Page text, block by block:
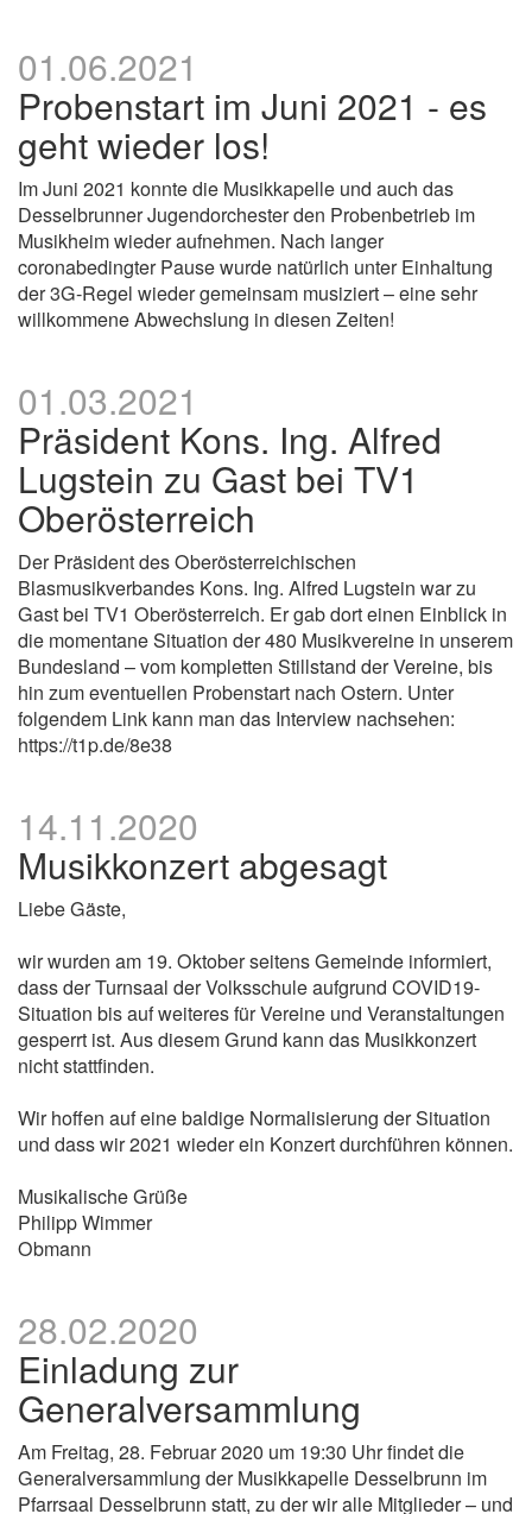
01.06.2021
Probenstart im Juni 2021 - es
geht wieder los!
Im Juni 2021 konnte die Musikkapelle und auch das
Desselbrunner Jugendorchester den Probenbetrieb im
Musikheim wieder aufnehmen. Nach langer
coronabedingter Pause wurde natürlich unter Einhaltung
der 3G-Regel wieder gemeinsam musiziert – eine sehr
willkommene Abwechslung in diesen Zeiten!
01.03.2021
Präsident Kons. Ing. Alfred
Lugstein zu Gast bei TV1
Oberösterreich
Der Präsident des Oberösterreichischen
Blasmusikverbandes Kons. Ing. Alfred Lugstein war zu
Gast bei TV1 Oberösterreich. Er gab dort einen Einblick in
die momentane Situation der 480 Musikvereine in unserem
Bundesland – vom kompletten Stillstand der Vereine, bis
hin zum eventuellen Probenstart nach Ostern. Unter
folgendem Link kann man das Interview nachsehen:
https://t1p.de/8e38
14.11.2020
Musikkonzert abgesagt
Liebe Gäste,
wir wurden am 19. Oktober seitens Gemeinde informiert,
dass der Turnsaal der Volksschule aufgrund COVID19-
Situation bis auf weiteres für Vereine und Veranstaltungen
gesperrt ist. Aus diesem Grund kann das Musikkonzert
nicht stattfinden.
Wir hoffen auf eine baldige Normalisierung der Situation
und dass wir 2021 wieder ein Konzert durchführen können.
Musikalische Grüße
Philipp Wimmer
Obmann
28.02.2020
Einladung zur
Generalversammlung
Am Freitag, 28. Februar 2020 um 19:30 Uhr findet die
Generalversammlung der Musikkapelle Desselbrunn im
Pfarrsaal Desselbrunn statt, zu der wir alle Mitglieder – und